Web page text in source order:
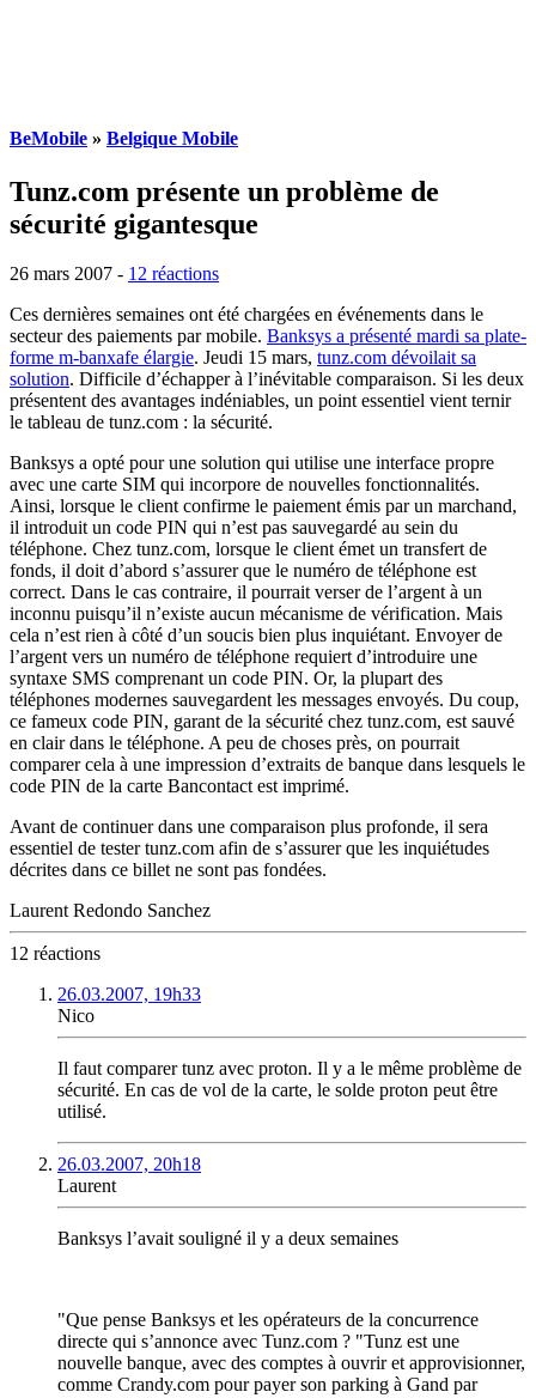
BeMobile » Belgique Mobile
Tunz.com présente un problème de
sécurité gigantesque
26 mars 2007 - 12 réactions
Ces dernières semaines ont été chargées en événements dans le
secteur des paiements par mobile. Banksys a présenté mardi sa plate-
forme m-banxafe élargie. Jeudi 15 mars, tunz.com dévoilait sa
solution. Difficile d’échapper à l’inévitable comparaison. Si les deux
présentent des avantages indéniables, un point essentiel vient ternir
le tableau de tunz.com : la sécurité.
Banksys a opté pour une solution qui utilise une interface propre
avec une carte SIM qui incorpore de nouvelles fonctionnalités.
Ainsi, lorsque le client confirme le paiement émis par un marchand,
il introduit un code PIN qui n’est pas sauvegardé au sein du
téléphone. Chez tunz.com, lorsque le client émet un transfert de
fonds, il doit d’abord s’assurer que le numéro de téléphone est
correct. Dans le cas contraire, il pourrait verser de l’argent à un
inconnu puisqu’il n’existe aucun mécanisme de vérification. Mais
cela n’est rien à côté d’un soucis bien plus inquiétant. Envoyer de
l’argent vers un numéro de téléphone requiert d’introduire une
syntaxe SMS comprenant un code PIN. Or, la plupart des
téléphones modernes sauvegardent les messages envoyés. Du coup,
ce fameux code PIN, garant de la sécurité chez tunz.com, est sauvé
en clair dans le téléphone. A peu de choses près, on pourrait
comparer cela à une impression d’extraits de banque dans lesquels le
code PIN de la carte Bancontact est imprimé.
Avant de continuer dans une comparaison plus profonde, il sera
essentiel de tester tunz.com afin de s’assurer que les inquiétudes
décrites dans ce billet ne sont pas fondées.
Laurent Redondo Sanchez
12 réactions
26.03.2007, 19h33
Nico
Il faut comparer tunz avec proton. Il y a le même problème de
sécurité. En cas de vol de la carte, le solde proton peut être
utilisé.
26.03.2007, 20h18
Laurent
Banksys l’avait souligné il y a deux semaines
"Que pense Banksys et les opérateurs de la concurrence
directe qui s’annonce avec Tunz.com ? "Tunz est une
nouvelle banque, avec des comptes à ouvrir et approvisionner,
comme Crandy.com pour payer son parking à Gand par